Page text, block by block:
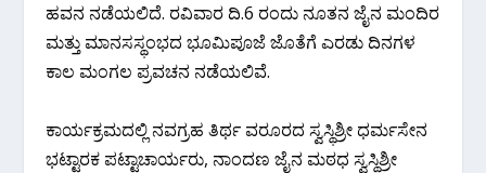
ಹವನ ನಡೆಯಲಿದೆ. ರವಿವಾರ ದಿ.6 ರಂದು ನೂತನ ಜೈನ ಮಂದಿರ
ಮತ್ತು ಮಾನಸಸ್ಥಂಭದ ಭೂಮಿಪೂಜೆ ಜೊತೆಗೆ ಎರಡು ದಿನಗಳ
ಕಾಲ ಮಂಗಲ ಪ್ರವಚನ ನಡೆಯಲಿವೆ.
ಕಾರ್ಯಕ್ರಮದಲ್ಲಿ ನವಗ್ರಹ ತಿರ್ಥ ವರೂರದ ಸ್ವಸ್ಥಿಶ್ರೀ ಧರ್ಮಸೇನ
ಭಟ್ಟಾರಕ ಪಟ್ಟಾಚಾರ್ಯರು, ನಾಂದಣ ಜೈನ ಮಠಧ ಸ್ವಸ್ಥಿಶ್ರೀ